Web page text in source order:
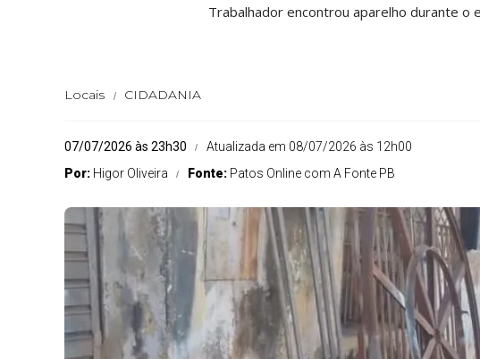
Trabalhador encontrou aparelho durante o
Locais CIDADANIA
07/07/2026 às 23h30
Atualizada em 08/07/2026 às 12h00
Por: Higor Oliveira Fonte: Patos Online com A Fonte PB